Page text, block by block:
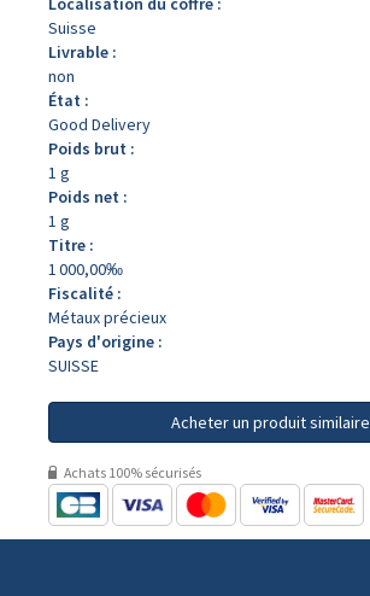
Suisse
Livrable :
non
État :
Good Delivery
Poids brut :
1 g
Poids net :
1 g
Titre :
1 000,00‰
Fiscalité :
Métaux précieux
Pays d'origine :
SUISSE
Acheter un produit similaire
Achats 100% sécurisés